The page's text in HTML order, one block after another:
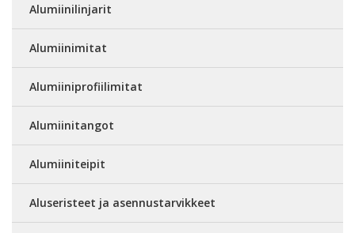
Alumiinilinjarit
Alumiinimitat
Alumiiniprofiilimitat
Alumiinitangot
Alumiiniteipit
Aluseristeet ja asennustarvikkeet